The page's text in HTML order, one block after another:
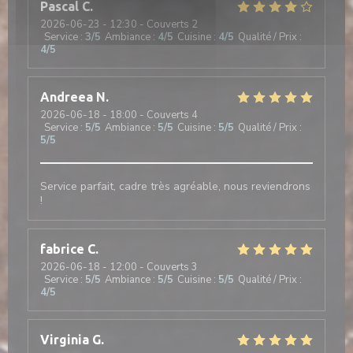
Pascal C
2026-06-23 - 12:30 - Couverts 2
Service : 3/5 Ambiance : 4/5 Cuisine : 4/5 Qualité / Prix :
4/5
Andreea N
2026-06-18 - 18:00 - Couverts 4
Service : 5/5 Ambiance : 5/5 Cuisine : 5/5 Qualité / Prix :
5/5
Service parfait, cadre très agréable, nous reviendrons
!
fabrice C
2026-06-18 - 12:00 - Couverts 3
Service : 5/5 Ambiance : 5/5 Cuisine : 5/5 Qualité / Prix :
4/5
Virginia G